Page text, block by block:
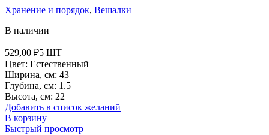
Хранение и порядок, Вешалки
В наличии
529,00 ₽5 ШТ
Цвет: Естественный
Ширина, см: 43
Глубина, см: 1.5
Высота, см: 22
Добавить в список желаний
В корзину
Быстрый просмотр